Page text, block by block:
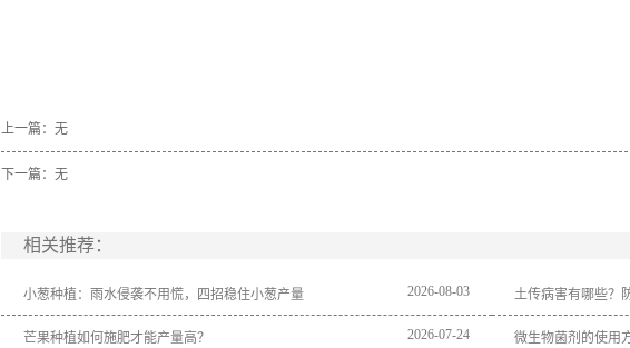
上一篇：无
下一篇：无
相关推荐：
小葱种植：雨水侵袭不用慌，四招稳住小葱产量 2026-08-03 土传病害有哪些？
芒果种植如何施肥才能产量高？ 2026-07-24 微生物菌剂的使用